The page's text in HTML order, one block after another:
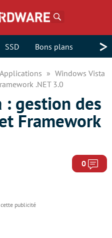
SSD Bons plans >
Applications
Windows Vista
.NET 3.0
: gestion des
Framework
0